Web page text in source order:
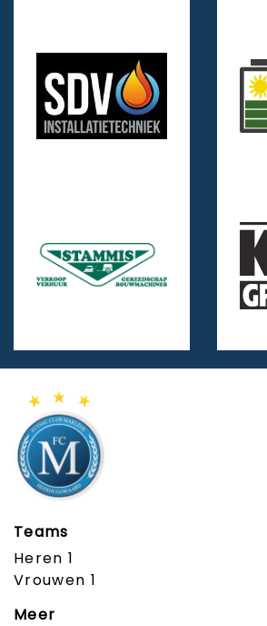
Teams
Heren 1
Vrouwen 1
Meer